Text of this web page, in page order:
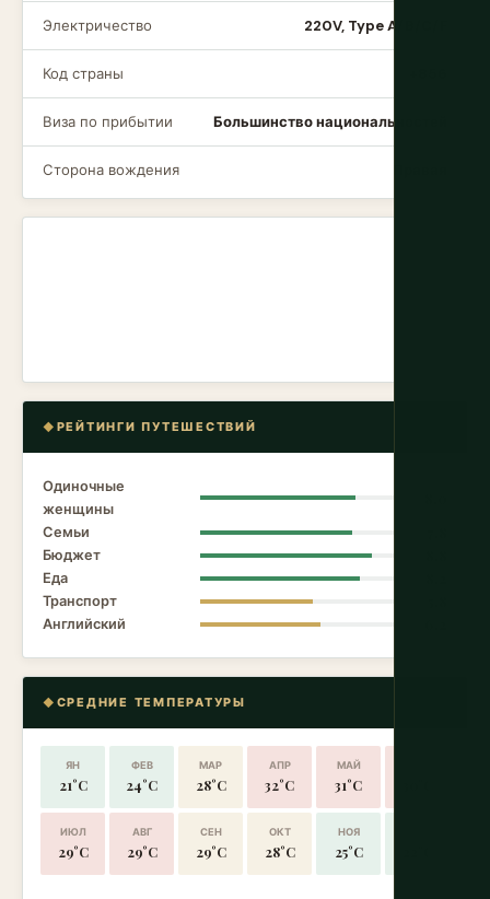
Электричество 220V, Type A/B/C/F
Код страны
Виза по прибытии Большинство национальностей
Сторона вождения
РЕЙТИНГИ ПУТЕШЕСТВИЙ
Одиночные
женщины
Семьи
Бюджет
Еда
Транспорт
Английский
СРЕДНИЕ ТЕМПЕРАТУРЫ
ЯН
21°C
ФЕВ
24°C
МАР
28°C
АПР
32°C
МАЙ
31°C
ИЮЛ
29°C
АВГ
29°C
СЕН
29°C
ОКТ
28°C
НОЯ
25°C